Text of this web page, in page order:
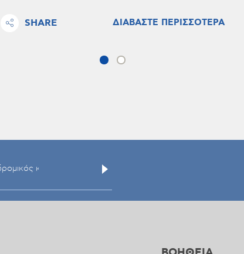
SHARE ΔΙΑΒΑΣΤΕ ΠΕΡΙΣΣΟΤΕΡΑ